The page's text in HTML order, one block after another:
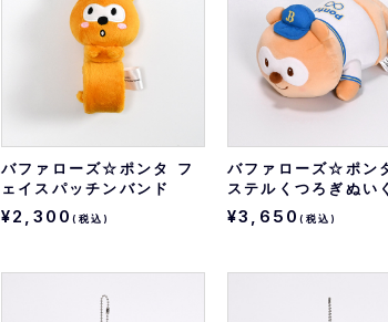
バファローズ☆ポンタ フ
ェイスパッチンバンド
¥2,300(税込)
バファローズ☆ポン
ステルくつろぎぬい
¥3,650(税込)